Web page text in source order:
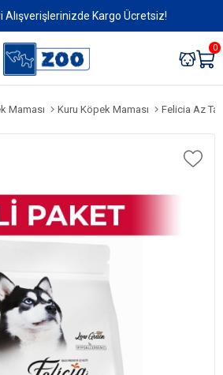
Alışverişlerinizde Kargo Ücretsiz!
0
Maması Kuru Köpek Maması Felicia Az